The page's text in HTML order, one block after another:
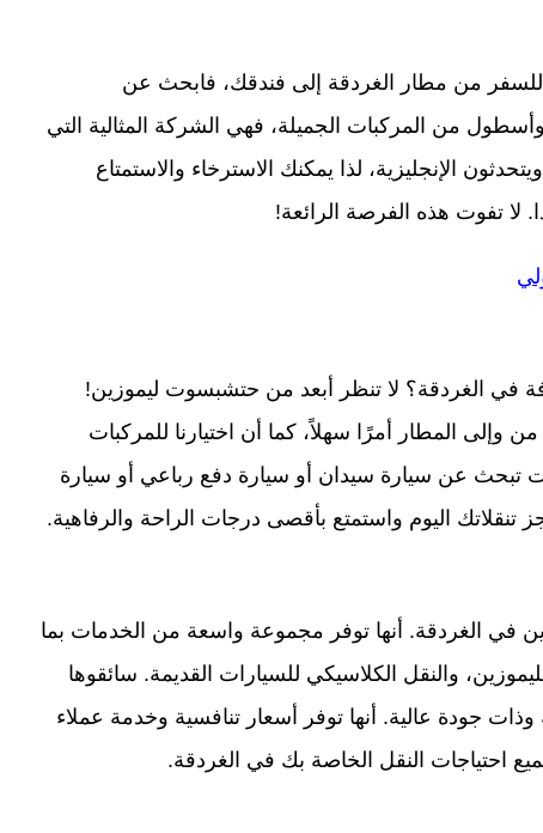
من مطار الغردقة إلى فندقك، فابحث عن
من المركبات الجميلة، فهي الشركة المثالية التي
الإنجليزية، لذا يمكنك الاسترخاء والاستمتاع
لا تفوت هذه الفرصة الرائعة!
الغردقة؟ لا تنظر أبعد من حتشبسوت ليموزين!
وإلى المطار أمرًا سهلاً، كما أن اختيارنا للمركبات
تبحث عن سيارة سيدان أو سيارة دفع رباعي أو سيارة
تنقلاتك اليوم واستمتع بأقصى درجات الراحة والرفاهية.
الغردقة. أنها توفر مجموعة واسعة من الخدمات بما
والنقل الكلاسيكي للسيارات القديمة. سائقوها
جودة عالية. أنها توفر أسعار تنافسية وخدمة عملاء
احتياجات النقل الخاصة بك في الغردقة.